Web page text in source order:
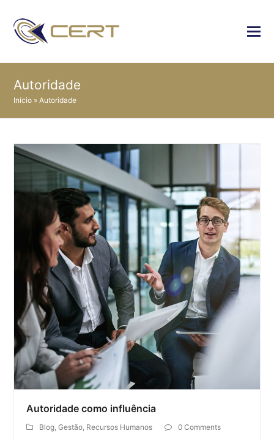
Autoridade
Início »Autoridade
Autoridade como influência
Blog,Gestão, Recursos Humanos 0 Comments